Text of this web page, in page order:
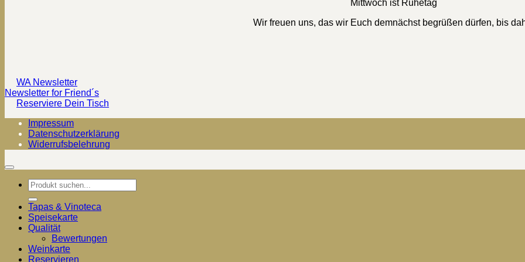
Mittwoch ist Ruhetag
Wir freuen uns, das wir Euch demnächst begrüßen dürfen, bis
WA Newsletter
Newsletter for Friend´s
Reserviere Dein Tisch
Impressum
Datenschutzerklärung
Widerrufsbelehrung
Suchen
nach:
Tapas & Vinoteca
Speisekarte
Qualität
Bewertungen
Weinkarte
Reservieren